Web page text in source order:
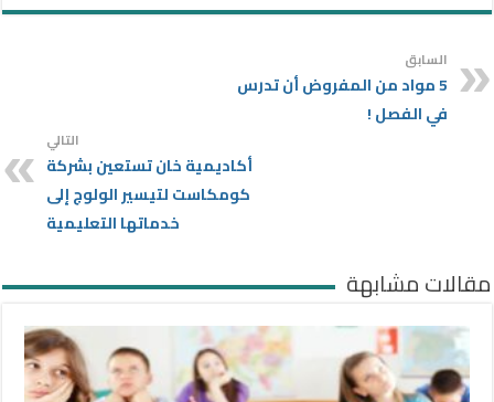
السابق
5 مواد من المفروض أن تدرس
في الفصل !
التالي
أكاديمية خان تستعين بشركة
كومكاست لتيسير الولوج إلى
خدماتها التعليمية
مقالات مشابهة